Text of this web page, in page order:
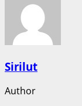
Sirilut
Author